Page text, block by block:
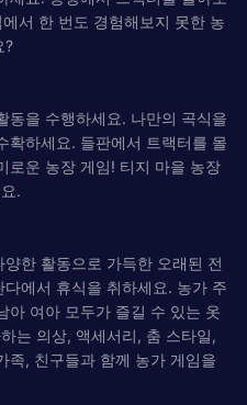
서 한 번도 경험해보지 못한 농
?
동을 수행하세요. 나만의 곡식을
확하세요. 들판에서 트랙터를 몰
로운 농장 게임! 티지 마을 농장
.
한 활동으로 가득한 오래된 전
에서 휴식을 취하세요. 농가 주
아 여아 모두가 즐길 수 있는 옷
는 의상, 액세서리, 춤 스타일,
족, 친구들과 함께 농가 게임을